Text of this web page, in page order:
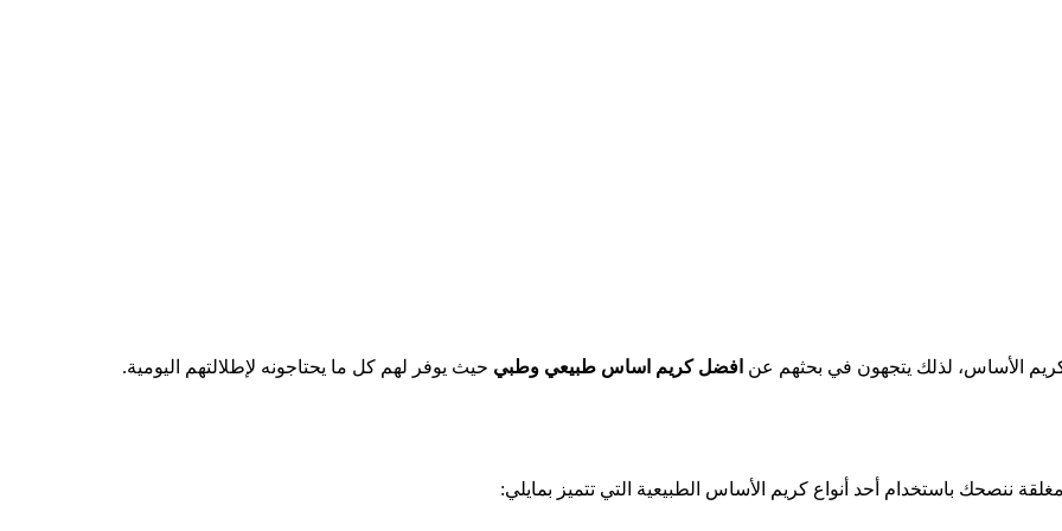
الأساس، لذلك يتجهون في بحثهم عن افضل كريم اساس طبيعي وطبي حيث يوفر لهم كل ما يحتاجونه لإطلالتهم اليومية.
ننصحك باستخدام أحد أنواع كريم الأساس الطبيعية التي تتميز بمايلي: